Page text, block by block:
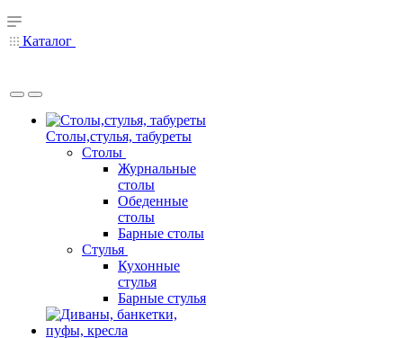
Каталог
Столы,стулья, табуреты
Столы
Журнальные
столы
Обеденные
столы
Барные столы
Стулья
Кухонные
стулья
Барные стулья